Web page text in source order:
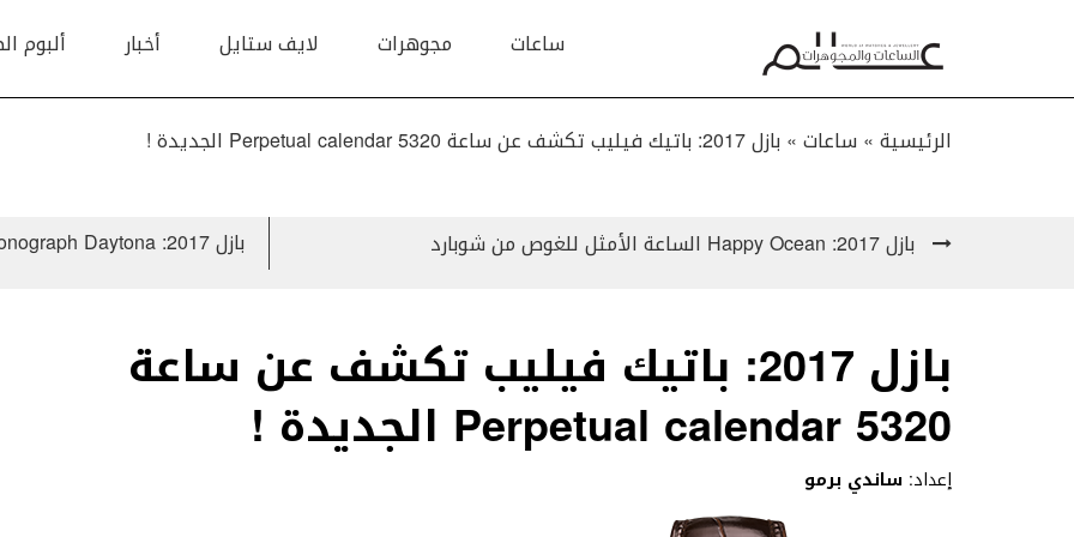
ساعات مجوهرات لايف ستايل أخبار ألبوم
الرئيسية » ساعات» بازل 2017: باتيك فيليب تكشف عن ساعة Perpetual calendar 5320 الجديدة !
بازل 2017: Happy Ocean الساعة الأمثل للغوص من شوبارد بازل 2017: Oyster Perpetual chronograph Daytona بسوار أويسترفلكس المبتكر
بازل 2017: باتيك فيليب تكشف عن ساعة
Perpetual calendar 5320 الجديدة !
إعداد: ساندي برمو